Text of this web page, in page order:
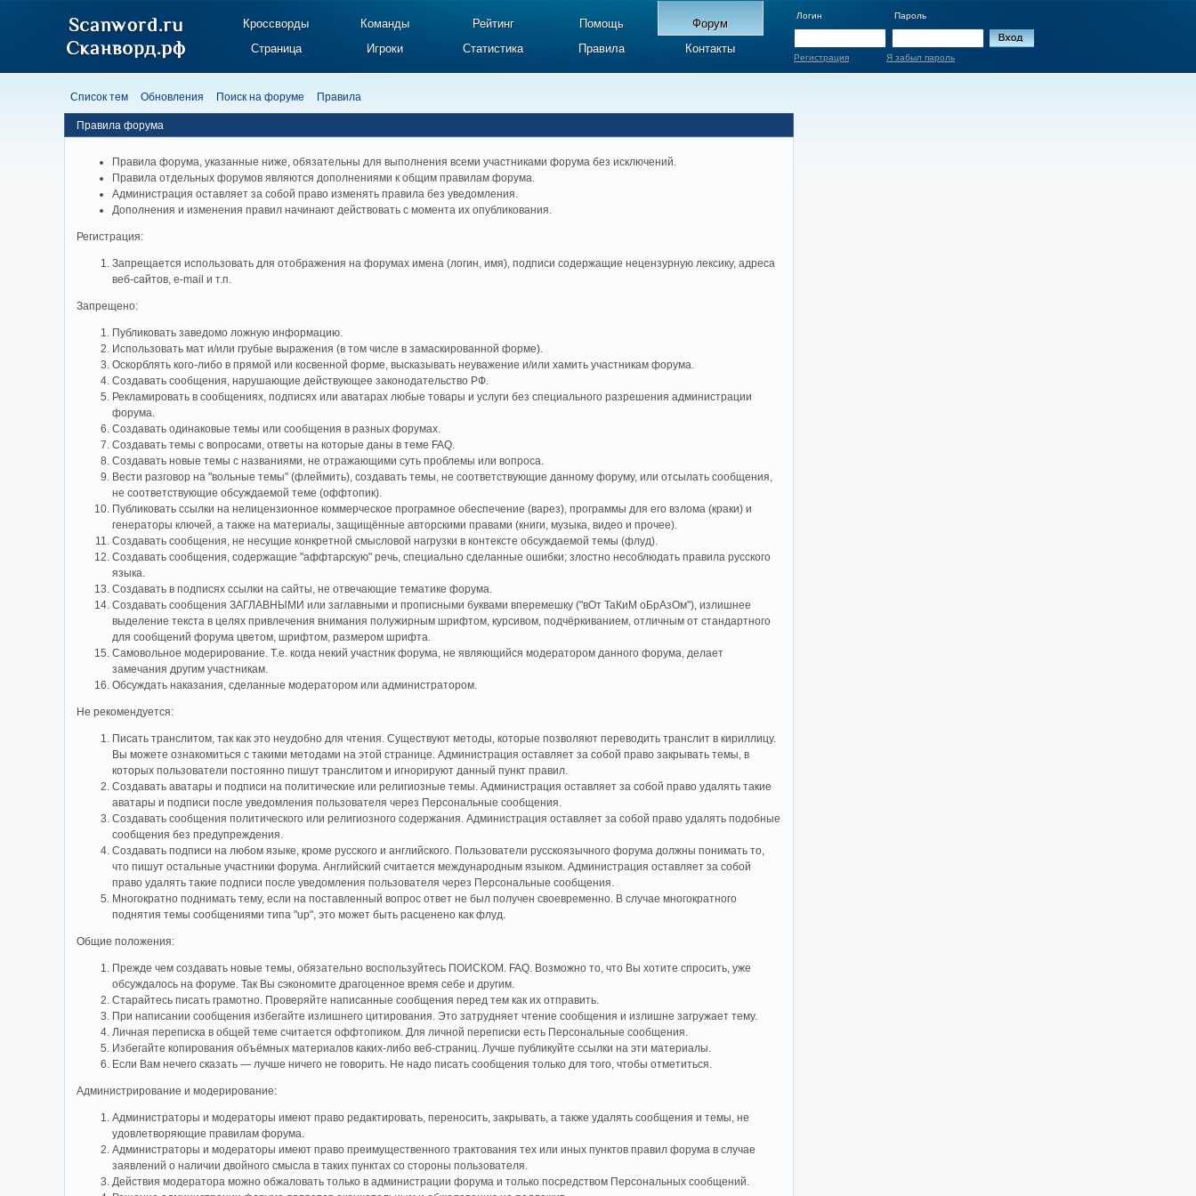
Кроссворды Команды Рейтинг Помощь
Форум
Страница
Игроки Статистика Правила Контакты
Логин Пароль
Регистрация Я забыл пароль
Список тем Обновления Поиск на форуме Правила
Правила форума
Правила форума, указанные ниже, обязательны для выполнения всеми участниками форума без исключений.
Правила отдельных форумов являются дополнениями к общим правилам форума.
Администрация оставляет за собой право изменять правила без уведомления.
Дополнения и изменения правил начинают действовать с момента их опубликования.
Регистрация:
Запрещается использовать для отображения на форумах имена (логин, имя), подписи содержащие нецензурную лексику, адреса
веб-сайтов, e-mail и т.п.
Запрещено:
Публиковать заведомо ложнyю инфоpмацию.
Использовать мат и/или грубые выражения (в том числе в замаскированной форме).
Оскорблять кого-либо в прямой или косвенной форме, высказывать неуважение и/или хамить участникам форума.
Создавать сообщения, наpyшающие действyющее законодательство РФ.
Рекламировать в сообщениях, подписях или аватарах любые товары и услуги без специального разрешения администрации
форума.
Создавать одинаковые темы или сообщения в разных форумах.
Создавать темы с вопросами, ответы на которые даны в теме FAQ.
Создавать новые темы с названиями, не отражающими суть проблемы или вопроса.
Вести разговор на "вольные темы" (флеймить), создавать темы, не соответствующие данному форуму, или отсылать сообщения,
не соответствующие обсуждаемой теме (оффтопик).
Публиковать ссылки на нелицензионное коммерческое програмное обеспечение (варез), программы для его взлома (краки) и
генераторы ключей, а также на материалы, защищённые авторскими правами (книги, музыка, видео и прочее).
Создавать сообщения, не несущие конкретной смысловой нагрузки в контексте обсуждаемой темы (флуд).
Создавать сообщения, содержащие "аффтарскую" речь, специально сделанные ошибки; злостно несоблюдать правила русского
языка.
Создавать в подписях ссылки на сайты, не отвечающие тематике форума.
Cоздавать сообщения ЗАГЛАВНЫМИ или заглавными и прописными буквами вперемешку ("вОт ТаКиМ оБрАзОм"), излишнее
выделение текста в целях привлечения внимания полужирным шрифтом, курсивом, подчёркиванием, отличным от стандартного
для сообщений форума цветом, шрифтом, размером шрифта.
Самовольное модерирование. Т.е. когда некий участник форума, не являющийся модератором данного форума, делает
замечания другим участникам.
Обсуждать наказания, сделанные модератором или администратором.
Не рекомендуется:
Писать транслитом, так как это неудобно для чтения. Существуют методы, которые позволяют переводить транслит в кириллицу.
Вы можете ознакомиться с такими методами на этой странице. Администрация оставляет за собой право закрывать темы, в
которых пользователи постоянно пишут транслитом и игнорируют данный пункт правил.
Создавать аватары и подписи на политические или религиозные темы. Администрация оставляет за собой право удалять такие
аватары и подписи после уведомления пользователя через Персональные сообщения.
Создавать сообщения политического или религиозного содержания. Администрация оставляет за собой право удалять подобные
сообщения без предупреждения.
Создавать подписи на любом языке, кроме русского и английского. Пользователи русскоязычного форума должны понимать то,
что пишут остальные участники форума. Английский считается международным языком. Администрация оставляет за собой
право удалять такие подписи после уведомления пользователя через Персональные сообщения.
Многократно поднимать тему, если на поставленный вопрос ответ не был получен своевременно. В случае многократного
поднятия темы сообщениями типа "up", это может быть расценено как флуд.
Общие положения:
Прежде чем создавать новые темы, обязательно воспользуйтесь ПОИСКОМ. FAQ. Возможно то, что Вы хотите спросить, уже
обсуждалось на форуме. Так Вы сэкономите драгоценное время себе и другим.
Старайтесь писать грамотно. Проверяйте написанные сообщения перед тем как их отправить.
При написании сообщения избегайте излишнего цитирования. Это затрудняет чтение сообщения и излишне загружает тему.
Личная переписка в общей теме считается оффтопиком. Для личной переписки есть Персональные сообщения.
Избегайте копирования объёмных материалов каких-либо веб-страниц. Лучше публикуйте ссылки на эти материалы.
Если Вам нечего сказать — лучше ничего не говорить. Не надо писать сообщения только для того, чтобы отметиться.
Администрирование и модерирование:
Администраторы и модераторы имеют право редактировать, переносить, закрывать, а также удалять сообщения и темы, не
удовлетворяющие правилам форума.
Администраторы и модераторы имеют право преимущественного трактования тех или иных пунктов правил форума в случае
заявлений о наличии двойного смысла в таких пунктах со стороны пользователя.
Действия модератора можно обжаловать только в администрации форума и только посредством Персональных сообщений.